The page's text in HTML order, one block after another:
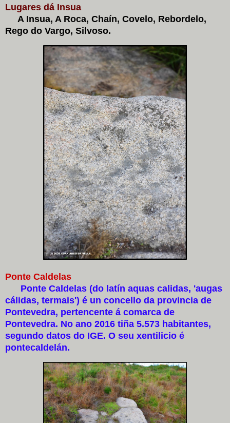
Lugares dá Insua
A Insua, A Roca, Chaín, Covelo, Rebordelo,
Rego do Vargo, Silvoso.
Ponte Caldelas
Ponte Caldelas (do latín aquas calidas, 'augas
cálidas, termais') é un concello da provincia de
Pontevedra, pertencente á comarca de
Pontevedra. No ano 2016 tiña 5.573 habitantes,
segundo datos do IGE. O seu xentilicio é
pontecaldelán.